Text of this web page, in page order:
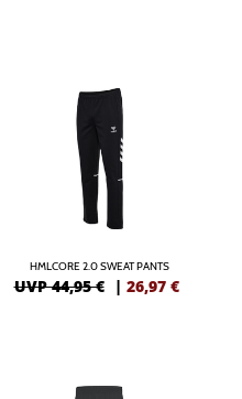
HMLCORE 2.0 SWEAT PANTS
UVP 44,95 € | 26,97 €